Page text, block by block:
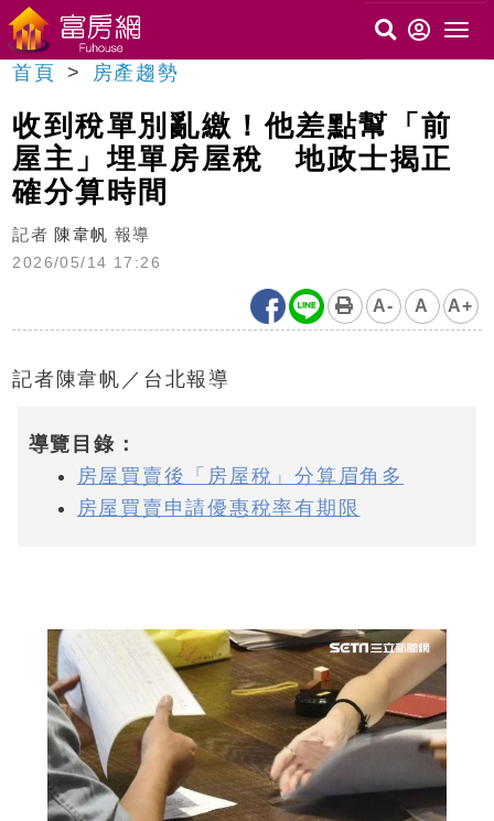
首頁 房產趨勢
收到稅單別亂繳！他差點幫「前
屋主」埋單房屋稅 地政士揭正
確分算時間
記者 陳韋帆 報導
2026/05/14 17:26
A- A A+
記者陳韋帆／台北報導
導覽目錄：
房屋買賣後「房屋稅」分算眉角多
房屋買賣申請優惠稅率有期限